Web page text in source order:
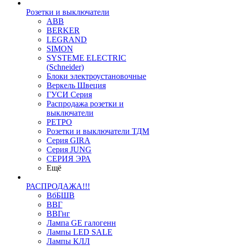
Розетки и выключатели
ABB
BERKER
LEGRAND
SIMON
SYSTEME ELECTRIC
(Schneider)
Блоки электроустановочные
Веркель Швеция
ГУСИ Серия
Распродажа розетки и
выключатели
РЕТРО
Розетки и выключатели ТДМ
Серия GIRA
Серия JUNG
СЕРИЯ ЭРА
Ещё
РАСПРОДАЖА!!!
ВбБШВ
ВВГ
ВВГнг
Лампа GE галогенн
Лампы LED SALE
Лампы КЛЛ